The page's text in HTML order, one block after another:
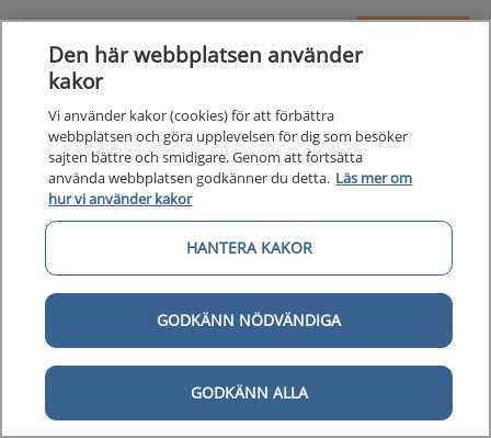
Den här webbplatsen använder
kakor
Vi använder kakor (cookies) för att förbättra
webbplatsen och göra upplevelsen för dig som besöker
sajten bättre och smidigare. Genom att fortsätta
använda webbplatsen godkänner du detta. Läs mer om
hur vi använder kakor
HANTERA KAKOR
GODKÄNN NÖDVÄNDIGA
GODKÄNN ALLA